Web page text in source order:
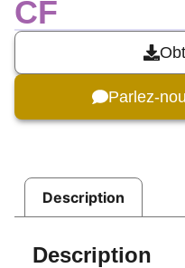
CF
Parlez-
Description
Description